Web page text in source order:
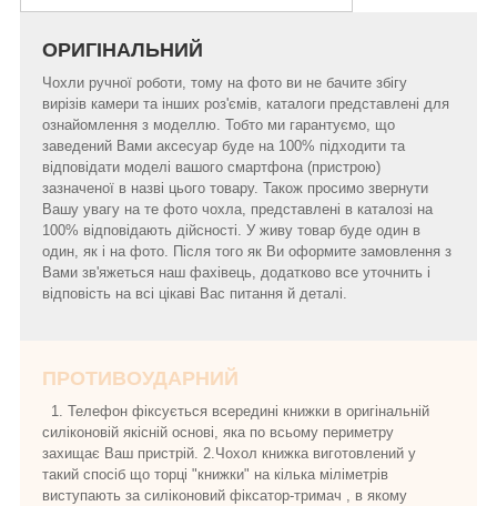
ОРИГІНАЛЬНИЙ
Чохли ручної роботи, тому на фото ви не бачите збігу
вирізів камери та інших роз'ємів, каталоги представлені для
ознайомлення з моделлю. Тобто ми гарантуємо, що
заведений Вами аксесуар буде на 100% підходити та
відповідати моделі вашого смартфона (пристрою)
зазначеної в назві цього товару. Також просимо звернути
Вашу увагу на те фото чохла, представлені в каталозі на
100% відповідають дійсності. У живу товар буде один в
один, як і на фото. Після того як Ви оформите замовлення з
Вами зв'яжеться наш фахівець, додатково все уточнить і
відповість на всі цікаві Вас питання й деталі.
ПРОТИВОУДАРНИЙ
1. Телефон фіксується всередині книжки в оригінальній
силіконовій якісній основі, яка по всьому периметру
захищає Ваш пристрій. 2.Чохол книжка виготовлений у
такий спосіб що торці "книжки" на кілька міліметрів
виступають за силіконовий фіксатор-тримач , в якому